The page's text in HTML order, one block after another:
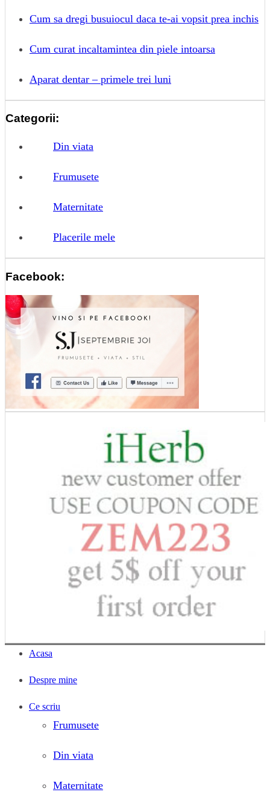
Cum sa dregi busuiocul daca te-ai vopsit prea inchis
Cum curat incaltamintea din piele intoarsa
Aparat dentar – primele trei luni
Categorii:
Din viata
Frumusete
Maternitate
Placerile mele
Facebook:
Acasa
Despre mine
Ce scriu
Frumusete
Din viata
Maternitate